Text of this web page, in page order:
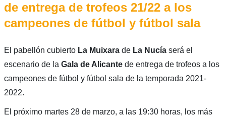
de entrega de trofeos 21/22 a los
campeones de fútbol y fútbol sala
El pabellón cubiertoLa Muixara deLa Nucíaserá el
escenario de la Gala de Alicantede entrega de trofeos a los
campeones de fútbol y fútbol sala de la temporada 2021-
2022.
El próximo martes 28 de marzo, a las 19:30 horas, los más